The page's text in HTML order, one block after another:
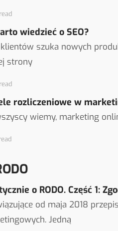
wiedzieć o SEO?
szuka nowych
strony
rozliczeniowe w
wiemy, marketing
o RODO. Część 1:
od maja 2018
Jedną